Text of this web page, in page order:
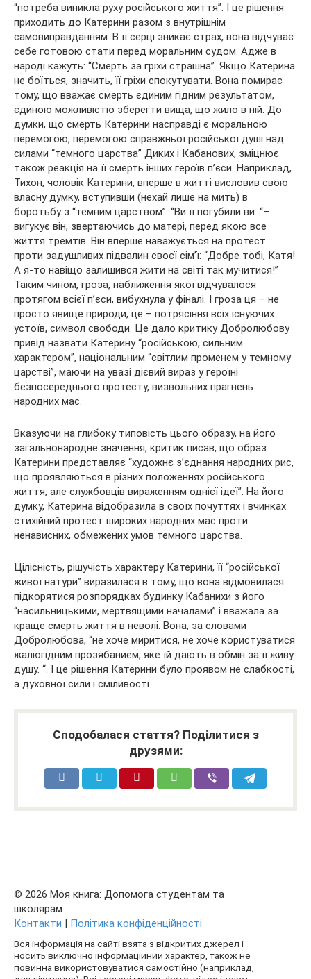
“потреба виникла руху російського життя”. І це рішення
приходить до Катерини разом з внутрішнім
самовиправданням. В її серці зникає страх, вона відчуває
себе готовою стати перед моральним судом. Адже в
народі кажуть: “Смерть за гріхи страшна”. Якщо Катерина
не боїться, значить, її гріхи спокутувати. Вона помирає
тому, що вважає смерть єдиним гідним результатом,
єдиною можливістю зберегти вища, що жило в ній. До
думки, що смерть Катерини насправді є моральною
перемогою, перемогою справжньої російської душі над
силами “темного царства” Диких і Кабанових, зміцнює
також реакція на її смерть інших героїв п’єси. Наприклад,
Тихон, чоловік Катерини, вперше в житті висловив свою
власну думку, вступивши (нехай лише на мить) в
боротьбу з “темним царством”. “Ви її погубили ви. “–
вигукує він, звертаючись до матері, перед якою все
життя тремтів. Він вперше наважується на протест
проти задушливих підвалин своєї сім’ї: “Добре тобі, Катя!
А я-то навіщо залишився жити на світі так мучитися!”
Таким чином, гроза, наближення якої відчувалося
протягом всієї п’єси, вибухнула у фіналі. І гроза ця – не
просто явище природи, це – потрясіння всіх існуючих
устоїв, символ свободи. Це дало критику Добролюбову
привід назвати Катерину “російською, сильним
характером”, національним “світлим променем у темному
царстві”, маючи на увазі дієвий вираз у героїні
безпосереднього протесту, визвольних прагнень
народних мас.
Вказуючи на глибоку типовість цього образу, на його
загальнонародне значення, критик писав, що образ
Катерини представляє “художнє з’єднання народних рис,
що проявляються в різних положеннях російського
життя, але службовців вираженням однієї ідеї”. На його
думку, Катерина відобразила в своїх почуттях і вчинках
стихійний протест широких народних мас проти
ненависних, обмежених умов темного царства.
Цілісність, рішучість характеру Катерини, її “російської
живої натури” виразилася в тому, що вона відмовилася
підкорятися розпорядках будинку Кабанихи з його
“насильницькими, мертвящими началами” і вважала за
краще смерть життя в неволі. Вона, за словами
Добролюбова, “не хоче миритися, не хоче користуватися
жалюгідним прозябанием, яке їй дають в обмін за її живу
душу. “. І це рішення Катерини було проявом не слабкості,
а духовної сили і сміливості.
Сподобалася стаття? Поділитися з
друзями:
© 2026 Моя книга: Допомога студентам та
школярам
Контакти | Політика конфіденційності
Вся інформація на сайті взята з відкритих джерел і
носить виключно інформаційний характер, також не
повинна використовуватися самостійно (наприклад,